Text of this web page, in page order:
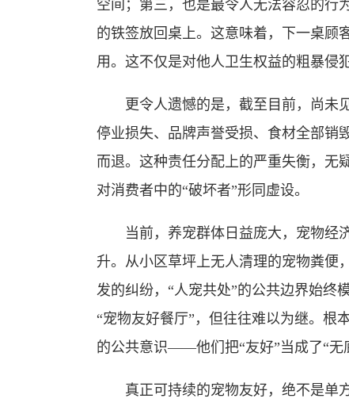
空间；第三，也是最令人无法容忍的
的铁签放回桌上。这意味着，下一桌顾
用。这不仅是对他人卫生权益的粗暴侵
更令人遗憾的是，截至目前，尚未见
停业损失、品牌声誉受损、食材全部销
而退。这种责任分配上的严重失衡，无
对消费者中的“破坏者”形同虚设。
当前，养宠群体日益庞大，宠物经
升。从小区草坪上无人清理的宠物粪便
发的纠纷，“人宠共处”的公共边界始终
“宠物友好餐厅”，但往往难以为继。根
的公共意识——他们把“友好”当成了“无
真正可持续的宠物友好，绝不是单